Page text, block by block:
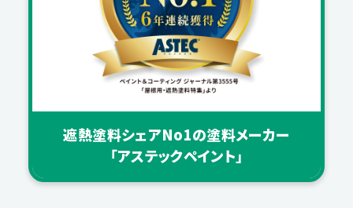
遮熱塗料シェアNo1の塗料メーカー
「アステックペイント」